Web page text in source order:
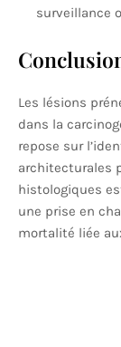
surveillance
Les lésions
dans la
repose sur
architecturales
histologiques
une prise en
mortalité liée